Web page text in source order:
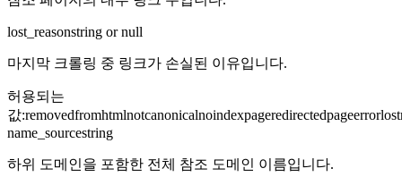
lost_reasonstring or null
마지막 크롤링 중 링크가 손실된 이유입니다.
허용되는
값:removedfromhtmlnotcanonicalnoindexpageredirectedpageerror
name_sourcestring
하위 도메인을 포함한 전체 참조 도메인 이름입니다.